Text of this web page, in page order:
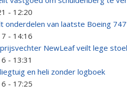
- 12:20
onderdelen van laatste Boeing
- 14:16
NewLeaf veilt lege
- 13:31
en heli zonder logboek
- 17:25